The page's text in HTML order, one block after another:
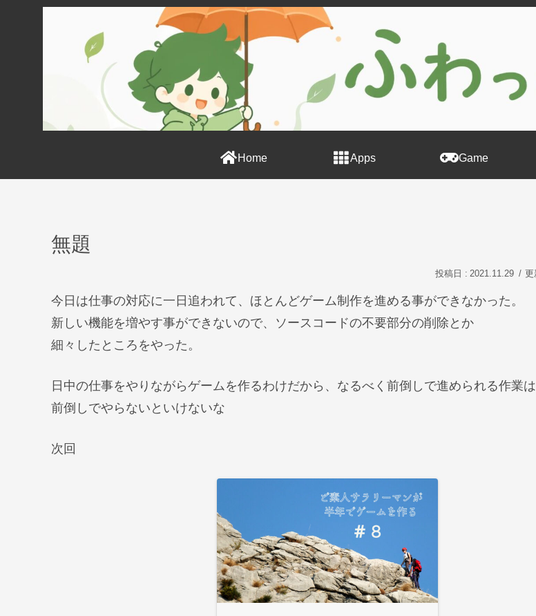
Home Apps Game
無題
2021.11.29
今日は仕事の対応に一日追われて、ほとんどゲーム制作を進める事ができなかった。
新しい機能を増やす事ができないので、ソースコードの不要部分の削除とか
細々したところをやった。
日中の仕事をやりながらゲームを作るわけだから、なるべく前倒しで進められる作業は
前倒しでやらないといけないな
次回